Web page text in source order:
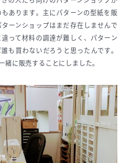
あります。主にパターンの型紙を販
ーンショップはまだ存在しませんで
って材料の調達が難しく、パターン
も買わないだろうと思ったんです。
緒に販売することにしました。